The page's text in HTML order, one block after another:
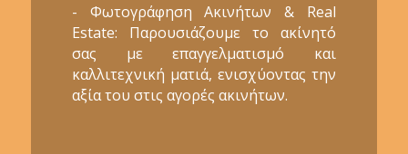
- Φωτογράφηση Ακινήτων & Real
Estate: Παρουσιάζουμε το ακίνητό
σας με επαγγελματισμό και
καλλιτεχνική ματιά, ενισχύοντας την
αξία του στις αγορές ακινήτων.